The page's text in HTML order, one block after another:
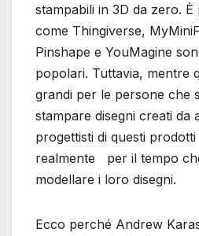
stampabili in 3D da zero.
come Thingiverse,
Pinshape e YouMagine
popolari. Tuttavia, mentre
grandi per le persone che
stampare disegni creati da
progettisti di questi
realmente per il tempo
modellare i loro disegni.
Ecco perché Andrew